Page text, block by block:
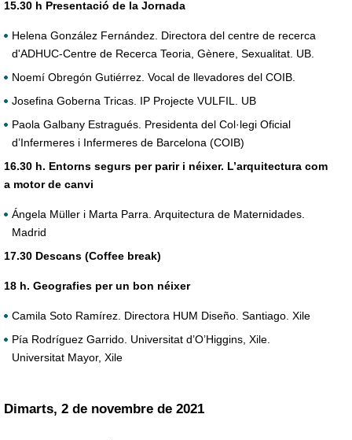
15.30 h Presentació de la Jornada
Helena González Fernández. Directora del centre de recerca
d'ADHUC-Centre de Recerca Teoria, Gènere, Sexualitat. UB.
Noemí Obregón Gutiérrez. Vocal de llevadores del COIB.
Josefina Goberna Tricas. IP Projecte VULFIL. UB
Paola Galbany Estragués. Presidenta del Col·legi Oficial
d’Infermeres i Infermeres de Barcelona (COIB)
16.30 h. Entorns segurs per parir i néixer. L’arquitectura com
a motor de canvi
Ángela Müller i Marta Parra. Arquitectura de Maternidades.
Madrid
17.30 Descans (Coffee break)
18 h. Geografies per un bon néixer
Camila Soto Ramírez. Directora HUM Diseño. Santiago. Xile
Pía Rodríguez Garrido. Universitat d’O’Higgins, Xile.
Universitat Mayor, Xile
Dimarts, 2 de novembre de 2021